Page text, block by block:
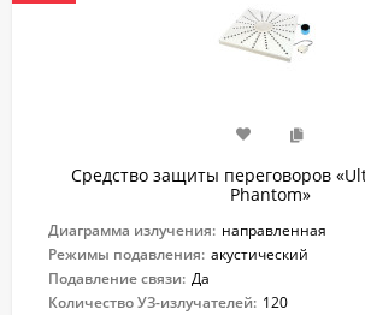
Средство защиты переговоров
Рhantom»
Диаграмма излучения: направленная
Режимы подавления: акустический
Подавление связи: Да
Количество УЗ-излучателей: 120